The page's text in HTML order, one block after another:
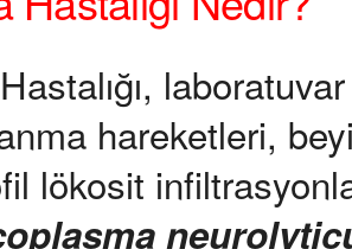
hareketleri,
lökosit